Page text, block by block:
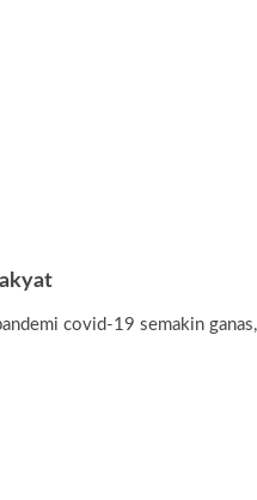
covid-19 semakin ganas,